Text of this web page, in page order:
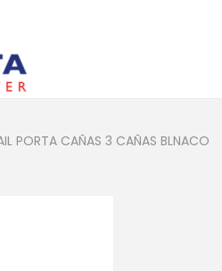
PORTA CAÑAS 3 CAÑAS BLNACO